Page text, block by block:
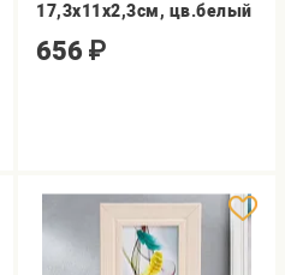
17,3х11х2,3см, цв.белый
656 ₽